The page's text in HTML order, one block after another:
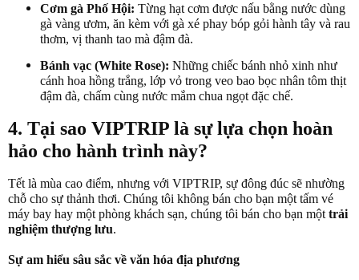
Cơm gà Phố Hội: Từng hạt cơm được nấu bằng nước dùng
gà vàng ươm, ăn kèm với gà xé phay bóp gỏi hành tây và rau
thơm, vị thanh tao mà đậm đà.
Bánh vạc (White Rose): Những chiếc bánh nhỏ xinh như
cánh hoa hồng trắng, lớp vỏ trong veo bao bọc nhân tôm thịt
đậm đà, chấm cùng nước mắm chua ngọt đặc chế.
4. Tại sao VIPTRIP là sự lựa chọn hoàn
hảo cho hành trình này?
Tết là mùa cao điểm, nhưng với VIPTRIP, sự đông đúc sẽ nhường
chỗ cho sự thảnh thơi. Chúng tôi không bán cho bạn một tấm vé
máy bay hay một phòng khách sạn, chúng tôi bán cho bạn một trải
nghiệm thượng lưu.
Sự am hiểu sâu sắc về văn hóa địa phương